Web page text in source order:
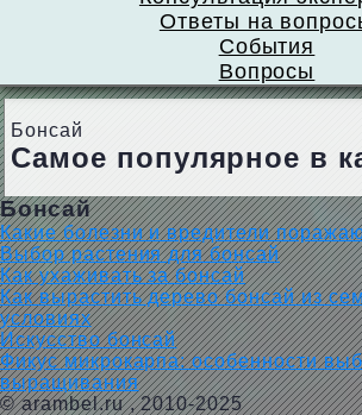
Ответы на
События
Вопросы
Бонсай
Самое популярное в
Бонсай
Какие болезни и вредители
Выбор растения для бонсай
Как ухаживать за бонсай
Как вырастить дерево бонсай из
условиях
Искусство бонсай
Фикус микрокарпа: особенности
выращивания
© arambel.ru, 2010-2025